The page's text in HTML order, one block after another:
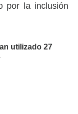
por la inclusión
utilizado 27